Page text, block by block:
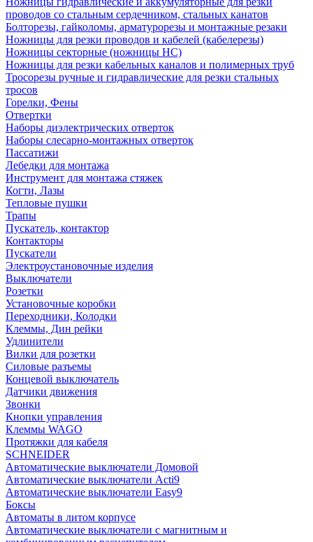
проводов со стальным сердечником, стальных канатов
Болторезы, гайколомы, арматурорезы и монтажные резаки
Ножницы для резки проводов и кабелей (кабелерезы)
Ножницы секторные (ножницы НС)
Ножницы для резки кабельных каналов и полимерных труб
Тросорезы ручные и гидравлические для резки стальных
тросов
Горелки, Фены
Отвертки
Наборы диэлектрических отверток
Наборы слесарно-монтажных отверток
Пассатижи
Лебедки для монтажа
Инструмент для монтажа стяжек
Когти, Лазы
Тепловые пушки
Трапы
Пускатель, контактор
Контакторы
Пускатели
Электроустановочные изделия
Выключатели
Розетки
Установочные коробки
Переходники, Колодки
Клеммы, Дин рейки
Удлинители
Вилки для розетки
Силовые разъемы
Концевой выключатель
Датчики движения
Звонки
Кнопки управления
Клеммы WAGO
Протяжки для кабеля
SCHNEIDER
Автоматические выключатели Домовой
Автоматические выключатели Acti9
Автоматические выключатели Easy9
Боксы
Автоматы в литом корпусе
Автоматические выключатели с магнитным и